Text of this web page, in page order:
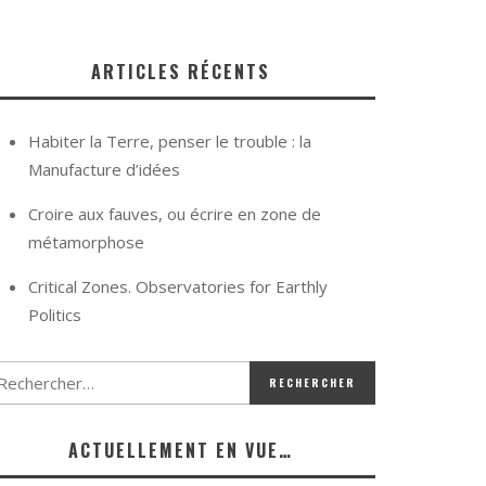
ARTICLES RÉCENTS
Habiter la Terre, penser le trouble : la
Manufacture d’idées
Croire aux fauves, ou écrire en zone de
métamorphose
Critical Zones. Observatories for Earthly
Politics
ACTUELLEMENT EN VUE…